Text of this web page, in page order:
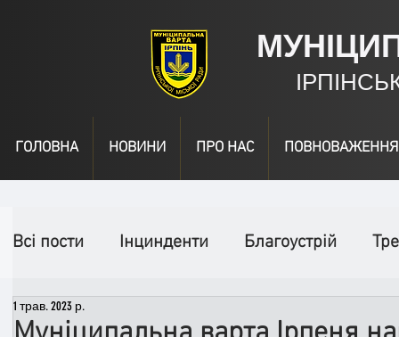
ГОЛОВНА НОВИНИ ПРО НАС ПОВНОВАЖЕННЯ
Всі пости Інцинденти Благоустрій
День народження
1 трав. 2023 р.